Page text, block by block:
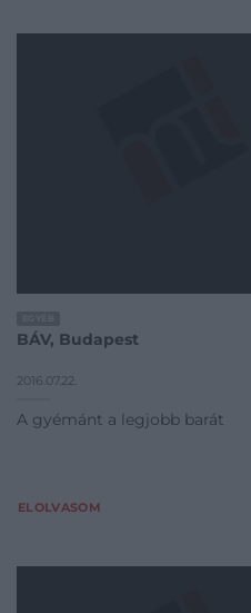
BÁV, Budapest
2016.07.22.
A gyémánt a legjobb barát
ELOLVASOM